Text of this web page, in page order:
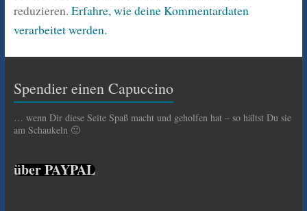
reduzieren. Erfahre, wie deine Kommentardaten
verarbeitet werden.
Spendier einen Capuccino
… wenn Dir diese Seite Spaß macht und geholfen hat – so hältst Du sie
am Schaukeln 🙂
über PAYPAL